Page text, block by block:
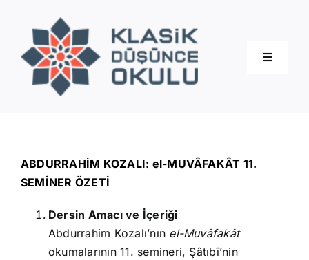
content
Toggle
Eğitimler
İletişim
ABDURRAHİM KOZALI: el-MUVÂFAKÂT 11.
SEMİNER ÖZETİ
Dersin Amacı ve İçeriği
Abdurrahim Kozalı’nın el-Muvâfakât
okumalarının 11. semineri, Şâtıbî’nin